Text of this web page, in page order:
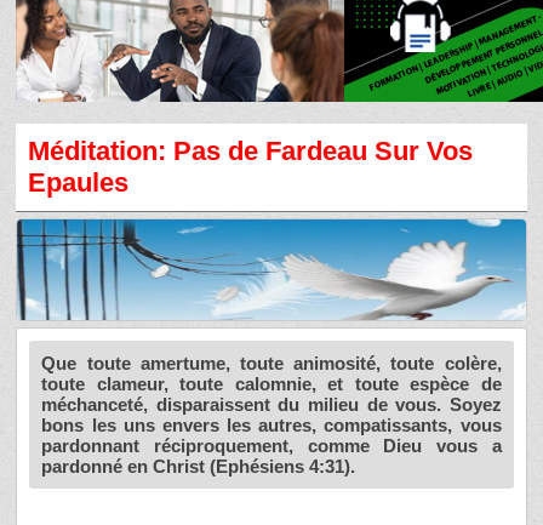
Méditation: Pas de Fardeau Sur Vos
Epaules
Que toute amertume, toute animosité, toute colère,
toute clameur, toute calomnie, et toute espèce de
méchanceté, disparaissent du milieu de vous. Soyez
bons les uns envers les autres, compatissants, vous
pardonnant réciproquement, comme Dieu vous a
pardonné en Christ (Ephésiens 4:31).